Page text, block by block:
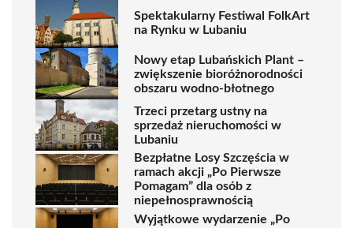
Spektakularny Festiwal FolkArt
na Rynku w Lubaniu
Nowy etap Lubańskich Plant –
zwiększenie bioróżnorodności
obszaru wodno-błotnego
Trzeci przetarg ustny na
sprzedaż nieruchomości w
Lubaniu
Bezpłatne Losy Szczęścia w
ramach akcji „Po Pierwsze
Pomagam” dla osób z
niepełnosprawnością
Wyjątkowe wydarzenie „Po